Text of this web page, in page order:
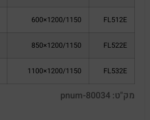
FL512E
1200/1150×600
FL522E
1200/1150×850
FL532E
1200/1150×1100
מק"ט: pnum-80034